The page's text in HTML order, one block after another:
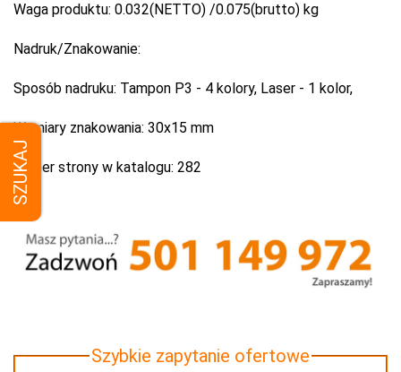
SZUKAJ
Waga produktu: 0.032(NETTO) /0.075(brutto) kg
Nadruk/Znakowanie:
Sposób nadruku: Tampon P3 - 4 kolory, Laser - 1 kolor,
Wymiary znakowania: 30x15 mm
Numer strony w katalogu: 282
Szybkie zapytanie ofertowe